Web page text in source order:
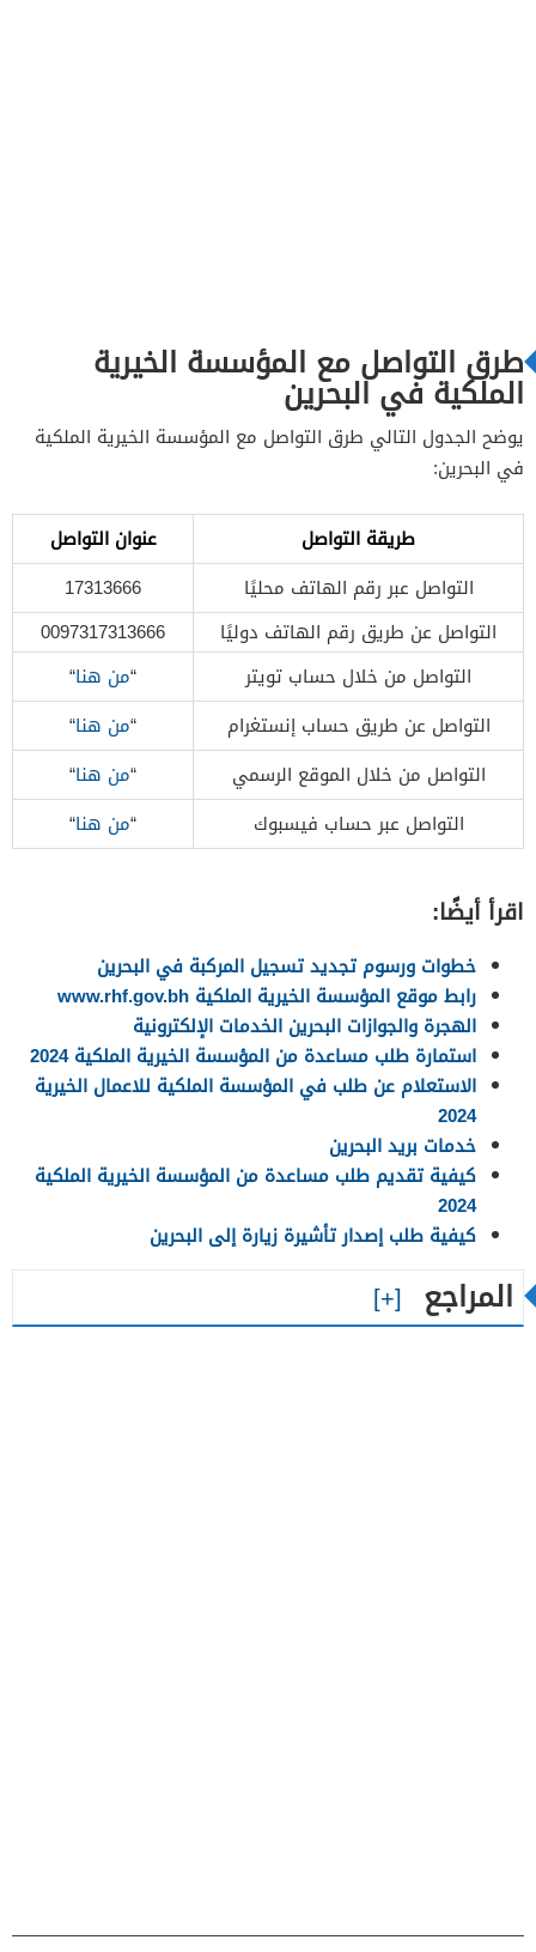
طرق التواصل مع المؤسسة الخيرية
الملكية في البحرين
يوضح الجدول التالي طرق التواصل مع المؤسسة الخيرية الملكية
في البحرين:
طريقة التواصل
عنوان التواصل
التواصل عبر رقم الهاتف محليًا
17313666
التواصل عن طريق رقم الهاتف دوليًا
0097317313666
التواصل من خلال حساب تويتر
“من هنا“
التواصل عن طريق حساب إنستغرام
“من هنا“
التواصل من خلال الموقع الرسمي
“من هنا“
التواصل عبر حساب فيسبوك
“من هنا“
اقرأ أيضًا:
خطوات ورسوم تجديد تسجيل المركبة في البحرين
رابط موقع المؤسسة الخيرية الملكية www.rhf.gov.bh
الهجرة والجوازات البحرين الخدمات الإلكترونية
استمارة طلب مساعدة من المؤسسة الخيرية الملكية 2024
الاستعلام عن طلب في المؤسسة الملكية للاعمال الخيرية
2024
خدمات بريد البحرين
كيفية تقديم طلب مساعدة من المؤسسة الخيرية الملكية
2024
كيفية طلب إصدار تأشيرة زيارة إلى البحرين
المراجع